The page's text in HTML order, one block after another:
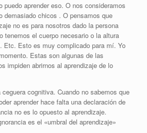
puedo aprender eso. O nos consideramos
demasiado chicos . O pensamos que
no es para nosotros dado la persona
tenemos el cuerpo necesario o la altura
Etc. Esto es muy complicado para mí. Yo
Estas son algunas de las
impiden abrirnos al aprendizaje de lo
cognitiva. Cuando no sabemos que
aprender hace falta una declaración de
no es lo opuesto al aprendizaje.
es el «umbral del aprendizaje»